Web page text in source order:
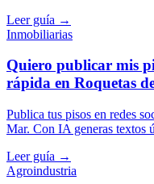
Leer guía →
Inmobiliarias
Quiero publicar mis
rápida en Roquetas
Publica tus pisos en redes
Mar. Con IA generas textos
Leer guía →
Agroindustria